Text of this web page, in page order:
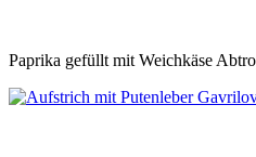
Paprika gefüllt mit Weichkäse